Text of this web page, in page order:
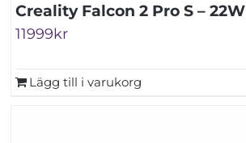
Creality Falcon 2 Pro S – 22W
11999kr
Lägg till i varukorg